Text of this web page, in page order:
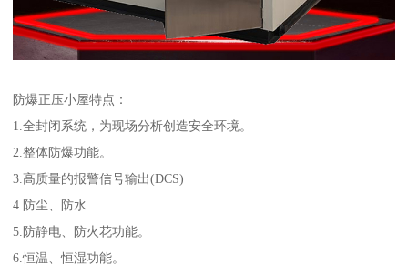
防爆正压小屋特点：
1.全封闭系统，为现场分析创造安全环境。
2.整体防爆功能。
3.高质量的报警信号输出(DCS)
4.防尘、防水
5.防静电、防火花功能。
6.恒温、恒湿功能。